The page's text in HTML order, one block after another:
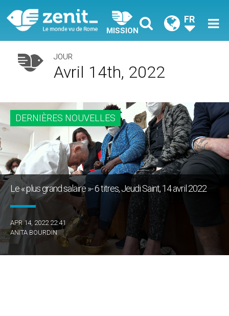
MISSION
FR
JOUR
Avril 14th, 2022
DERNIÈRES NOUVELLES
Le « plus grand salaire »- 6 titres, Jeudi Saint, 14 avril 2022
APR 14, 2022 22:41
ANITA BOURDIN